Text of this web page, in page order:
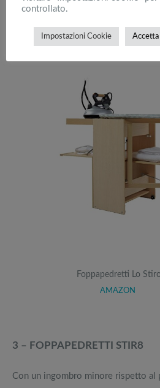
Foppapedretti Lo
AMAZON
3 – FOPPAPEDRETTI STIR8
Con un ingombro minore rispetto al
controllato.
Impostazioni Cookie Accetta